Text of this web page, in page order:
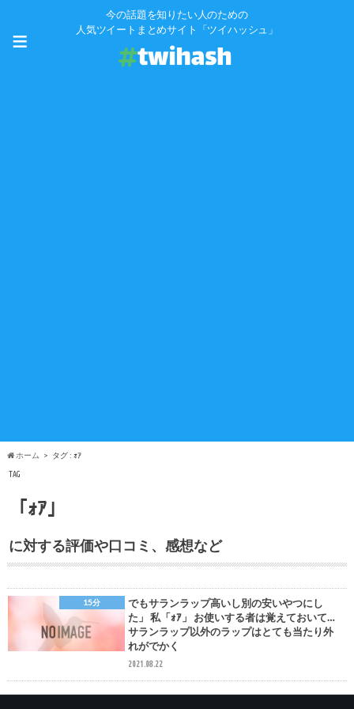
今の話題を知りたい人のための
人気ツイートまとめサイト「ツイハッシュ」
≡
ホーム タグ : ｫｱ
TAG
「ｫｱ」
に対する評価や口コミ、感想など
15分
でもサランラップ高いし別の安いやつにし
た」 私「ｫｱ」 お使いする者は覚えておいて…
サランラップ以外のラップはとても当たり外
れがでかく
2021.08.22